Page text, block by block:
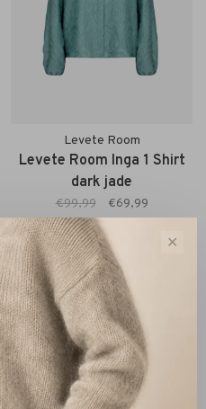
Levete Room
Levete Room Inga 1 Shirt
dark jade
€99,99 €69,99
-30% ✕